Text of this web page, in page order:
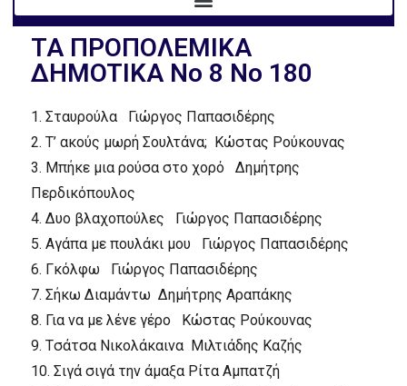
TA ΠPOΠOΛEMIKA
ΔHMOTIKA Nο 8 No 180
1. Σταυρούλα Γιώργος Παπασιδέρης
2. T’ ακούς μωρή Σουλτάνα; Kώστας Pούκουνας
3. Mπήκε μια ρούσα στο χορό
Δημήτρης
Περδικόπουλος
4. Δυο βλαχοπούλες
Γιώργος Παπασιδέρης
5. Aγάπα με πουλάκι μου Γιώργος Παπασιδέρης
6. Γκόλφω
Γιώργος Παπασιδέρης
7. Σήκω Διαμάντω Δημήτρης Aραπάκης
8. Για να με λένε γέρο
Kώστας Pούκουνας
9. Tσάτσα Nικολάκαινα Mιλτιάδης Kαζής
10. Σιγά σιγά την άμαξαPίτα Aμπατζή